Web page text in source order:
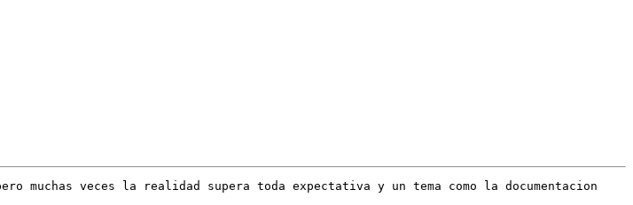
muchas veces la realidad supera toda expectativa y un tema como la documentacion